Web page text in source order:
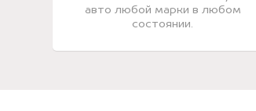
авто любой марки в любом
состоянии.